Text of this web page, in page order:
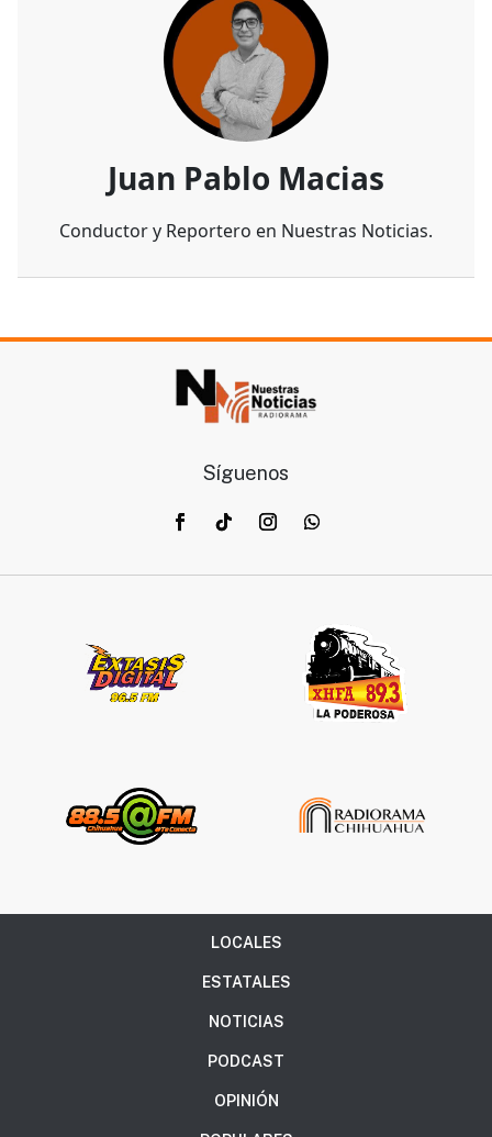
Juan Pablo Macias
Conductor y Reportero en Nuestras Noticias.
Síguenos
LOCALES
ESTATALES
NOTICIAS
PODCAST
OPINIÓN